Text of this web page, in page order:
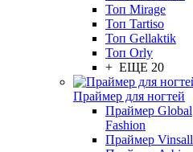
Топ Mirage
Топ Tartiso
Топ Gellaktik
Топ Orly
+ ЕЩЕ 20
Праймер для ногтей
Праймер Global
Fashion
Праймер Vinsall